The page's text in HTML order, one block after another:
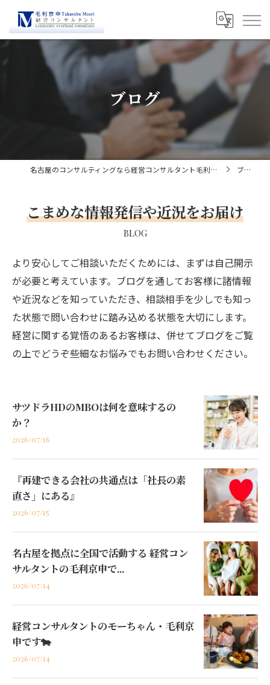
ブログ
名古屋のコンサルティングなら経営コンサルタント毛利京申 ブログ
こまめな情報発信や近況をお届け
BLOG
より安心してご相談いただくためには、まずは自己開示
が必要と考えています。ブログを通してお客様に諸情報
や近況などを知っていただき、相談相手を少しでも知っ
た状態で問い合わせに踏み込める状態を大切にします。
経営に関する覚悟のあるお客様は、併せてブログをご覧
の上でどうぞ些細なお悩みでもお問い合わせください。
サツドラHDのMBOは何を意味するの
か？
2026/07/16
『再建できる会社の共通点は「社長の素
直さ」にある』
2026/07/15
名古屋を拠点に全国で活動する 経営コン
サルタントの毛利京申で...
2026/07/14
経営コンサルタントのモーちゃん・毛利京
申です🐄
2026/07/14